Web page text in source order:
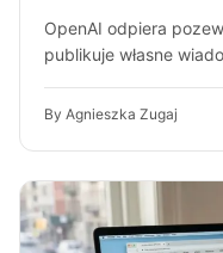
OpenAI odpiera
publikuje własne
By Agnieszka Zugaj